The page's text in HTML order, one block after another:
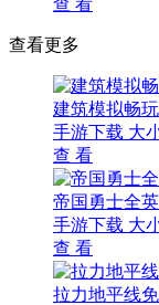
查看更多
建筑模拟畅
手游下载 大
查 看
帝国勇士全
手游下载 大
查 看
拉力地平线